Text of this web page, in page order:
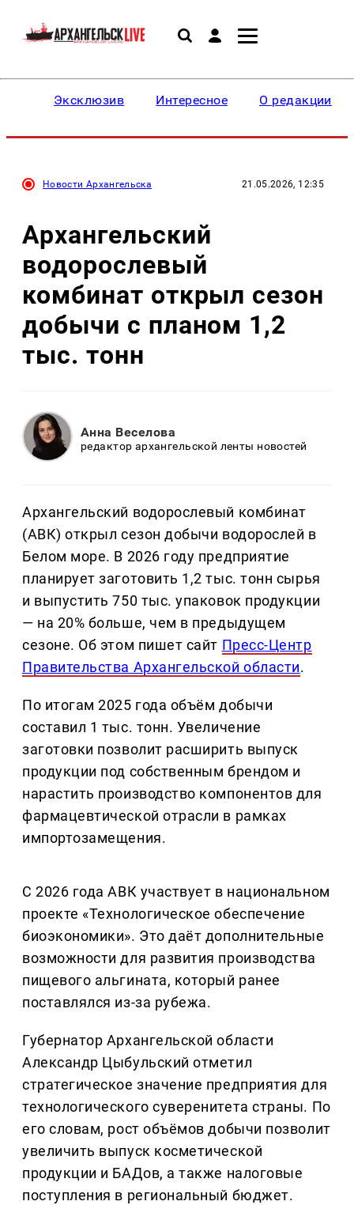
Эксклюзив Интересное О редакции
Новости Архангельска 21.05.2026, 12:35
Архангельский
водорослевый
комбинат открыл сезон
добычи с планом 1,2
тыс. тонн
Анна Веселова
редактор архангельской ленты новостей
Архангельский водорослевый комбинат
(АВК) открыл сезон добычи водорослей в
Белом море. В 2026 году предприятие
планирует заготовить 1,2 тыс. тонн сырья
и выпустить 750 тыс. упаковок продукции
— на 20% больше, чем в предыдущем
сезоне. Об этом пишет сайт Пресс-Центр
Правительства Архангельской области.
По итогам 2025 года объём добычи
составил 1 тыс. тонн. Увеличение
заготовки позволит расширить выпуск
продукции под собственным брендом и
нарастить производство компонентов для
фармацевтической отрасли в рамках
импортозамещения.
С 2026 года АВК участвует в национальном
проекте «Технологическое обеспечение
биоэкономики». Это даёт дополнительные
возможности для развития производства
пищевого альгината, который ранее
поставлялся из-за рубежа.
Губернатор Архангельской области
Александр Цыбульский отметил
стратегическое значение предприятия для
технологического суверенитета страны. По
его словам, рост объёмов добычи позволит
увеличить выпуск косметической
продукции и БАДов, а также налоговые
поступления в региональный бюджет.